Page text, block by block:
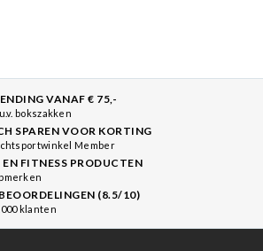
VANAF € 75,-
bokszakken
SPAREN VOOR KORTING
Member
FITNESS PRODUCTEN
(8.5/10)
klanten